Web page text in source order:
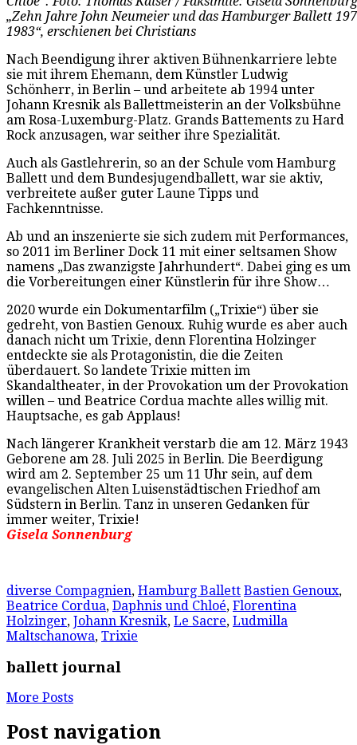
„Zehn Jahre John Neumeier und das Hamburger Ballett
1983“, erschienen bei Christians
Nach Beendigung ihrer aktiven Bühnenkarriere lebte
sie mit ihrem Ehemann, dem Künstler Ludwig
Schönherr, in Berlin – und arbeitete ab 1994 unter
Johann Kresnik als Ballettmeisterin an der Volksbühne
am Rosa-Luxemburg-Platz. Grands Battements zu Hard
Rock anzusagen, war seither ihre Spezialität.
Auch als Gastlehrerin, so an der Schule vom Hamburg
Ballett und dem Bundesjugendballett, war sie aktiv,
verbreitete außer guter Laune Tipps und
Fachkenntnisse.
Ab und an inszenierte sie sich zudem mit Performances,
so 2011 im Berliner Dock 11 mit einer seltsamen Show
namens „Das zwanzigste Jahrhundert“. Dabei ging es um
die Vorbereitungen einer Künstlerin für ihre Show…
2020 wurde ein Dokumentarfilm („Trixie“) über sie
gedreht, von Bastien Genoux. Ruhig wurde es aber auch
danach nicht um Trixie, denn Florentina Holzinger
entdeckte sie als Protagonistin, die die Zeiten
überdauert. So landete Trixie mitten im
Skandaltheater, in der Provokation um der Provokation
willen – und Beatrice Cordua machte alles willig mit.
Hauptsache, es gab Applaus!
Nach längerer Krankheit verstarb die am 12. März 1943
Geborene am 28. Juli 2025 in Berlin. Die Beerdigung
wird am 2. September 25 um 11 Uhr sein, auf dem
evangelischen Alten Luisenstädtischen Friedhof am
Südstern in Berlin. Tanz in unseren Gedanken für
immer weiter, Trixie!
Gisela Sonnenburg
diverse Compagnien, Hamburg Ballett Bastien Genoux,
Beatrice Cordua, Daphnis und Chloé, Florentina
Holzinger, Johann Kresnik, Le Sacre, Ludmilla
Maltschanowa, Trixie
ballett journal
More Posts
Post navigation